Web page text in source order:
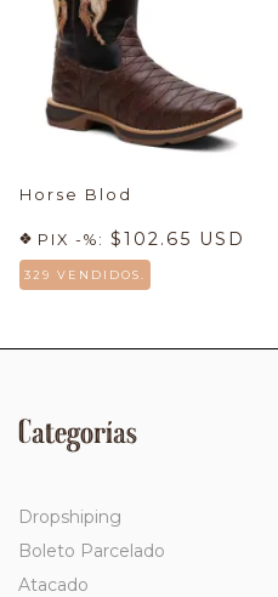
Horse Blod
PIX -%: $102.65 USD
329 VENDIDOS.
Categorías
Dropshiping
Boleto Parcelado
Atacado